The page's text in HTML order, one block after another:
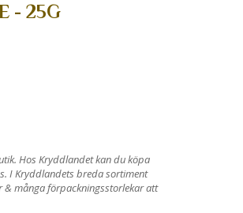
- 25G
Hos Kryddlandet kan du köpa
I Kryddlandets breda sortiment
& många förpackningsstorlekar att